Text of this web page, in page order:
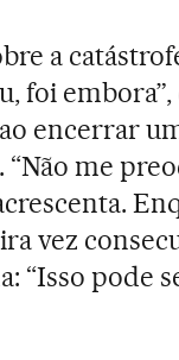
a
foi
encerrar
me
vez
“Isso pode